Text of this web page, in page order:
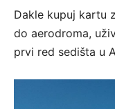
Dakle kupuj kartu
do aerodroma,
prvi red sedišta u